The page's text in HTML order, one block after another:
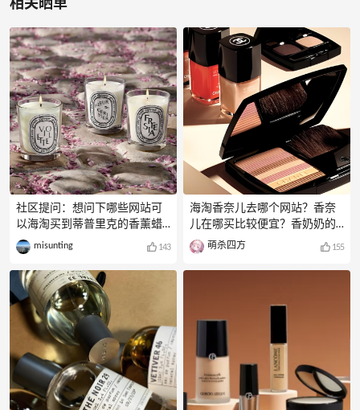
相关晒单
社区提问：想问下哪些网站可
以海淘买到蒂普里克的香薰蜡
烛呢，谢谢？✅misunting热心
解答：Diptyque是源自法国的品
牌，它家香薰蜡烛很受欢迎，
种类很多，可海淘网站也很
多，建议还是要多多比价哦。
Diptyque美国官网：最高8%返
利，最近有母亲节活动，满赠
香氛2件套Diptyque英国官网：
最高6%返利，近期活动满赠35g
无花果蜡烛SpaceNKUK：最高
8%返利，新人首单8.5折+限时
misunting 143
海淘香奈儿去哪个网站？香奈
儿在哪买比较便宜？香奶奶的
产品应该除了贵，没有其他大
问题了吧。它家洗面奶、眼
影、香水啥的都很受欢迎！之
儿，今天推荐几个Chanel香奈儿
美妆海淘网站，喜欢的记得点
SephoraPOSTCARDS:START{"imag
e":"\/\/cdn.55haitao.com\/bbs\/d
ata\/attachment\/store\/new\/20
1404
萌杀四方 155